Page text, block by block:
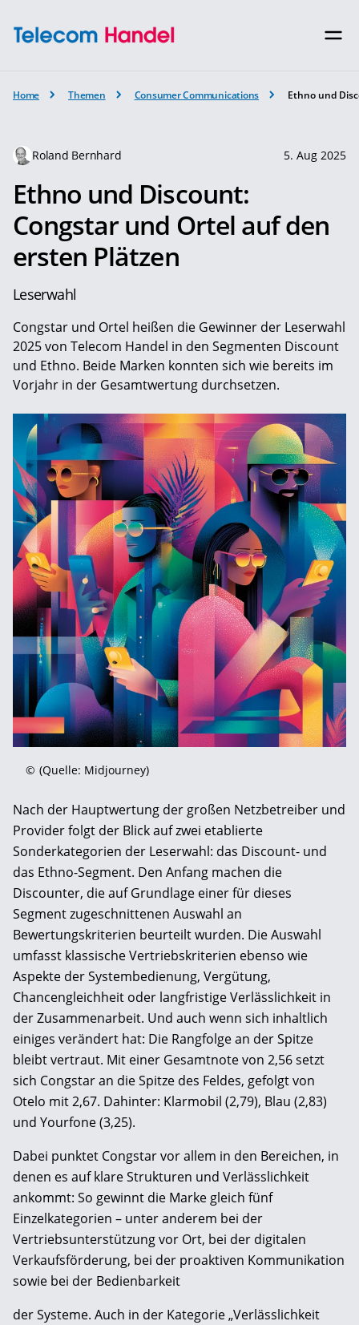
Home Themen Consumer Communications Ethno und
Roland Bernhard 5. Aug 2025
Ethno und Discount:
Congstar und Ortel auf den
ersten Plätzen
Leserwahl
Congstar und Ortel heißen die Gewinner der Leserwahl
2025 von ­Telecom Handel in den Segmenten Discount
und Ethno. Beide Marken konnten sich wie bereits im
Vorjahr in der Gesamtwertung durchsetzen.
© (Quelle: Midjourney)
Nach der Hauptwertung der großen Netzbetreiber und
Provider folgt der Blick auf zwei etablierte
Sonderkategorien der Leserwahl: das Discount- und
das Ethno-Segment. Den Anfang machen die
Discounter, die auf Grundlage einer für dieses
Segment zugeschnittenen Auswahl an
Bewertungskriterien beurteilt wurden. Die Auswahl
umfasst klassische Vertriebskriterien ebenso wie
Aspekte der Systembedienung, Vergütung,
Chancengleichheit oder langfristige Verlässlichkeit in
der Zusammenarbeit. Und auch wenn sich inhaltlich
einiges verändert hat: Die Rangfolge an der Spitze
bleibt vertraut. Mit einer Gesamtnote von 2,56 setzt
sich Congstar an die Spitze des Feldes, gefolgt von
Otelo mit 2,67. Dahinter: Klarmobil (2,79), Blau (2,83)
und Yourfone (3,25).
Dabei punktet Congstar vor allem in den Bereichen, in
denen es auf klare Strukturen und Verlässlichkeit
ankommt: So gewinnt die Marke gleich fünf
Einzelkategorien – unter anderem bei der
Vertriebsunterstützung vor Ort, bei der digitalen
Verkaufsförderung, bei der proaktiven Kommunikation
sowie bei der Bedienbarkeit
der Systeme. Auch in der Kategorie „Verlässlichkeit